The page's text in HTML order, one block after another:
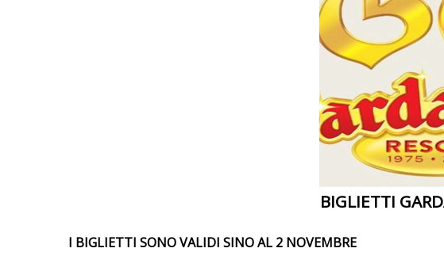
BIGLIETTI
I BIGLIETTI SONO VALIDI SINO AL 2 NOVEMBRE